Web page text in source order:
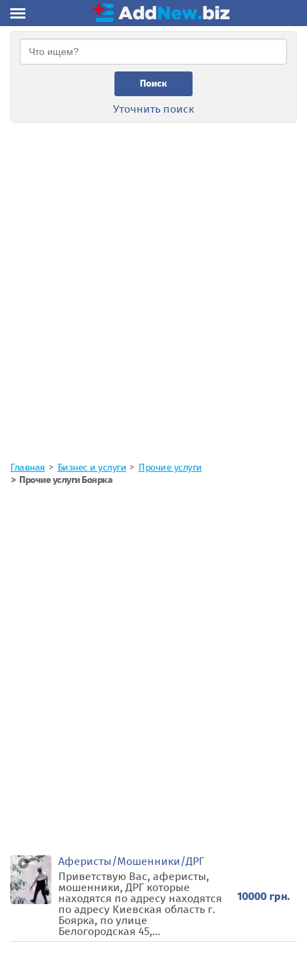
Поиск
Уточнить поиск
Главная Бизнес и услуги
Прочие услуги
Прочие услуги Боярка
Аферисты/Мошенники/ДРГ
Приветствую Вас, аферисты,
мошенники, ДРГ которые
находятся по адресу находятся
по адресу Киевская область г.
Боярка, по улице
Белогородская 45,...
10000 грн.